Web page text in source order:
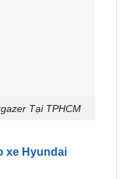
Tại TPHCM
xe Hyundai